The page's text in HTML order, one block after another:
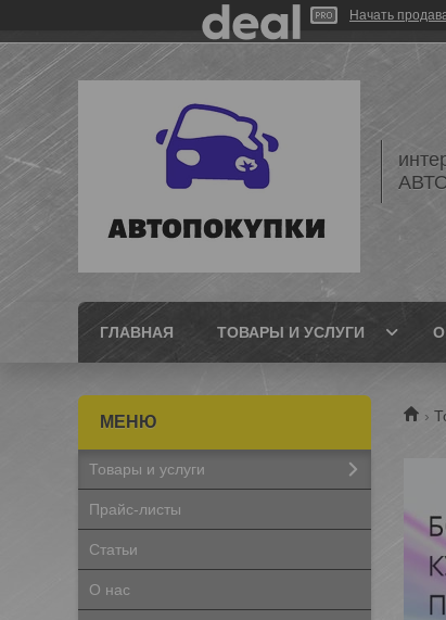
Начать
ГЛАВНАЯ ТОВАРЫ И УСЛУГИ
Товары и услуги
Прайс-листы
Статьи
О нас